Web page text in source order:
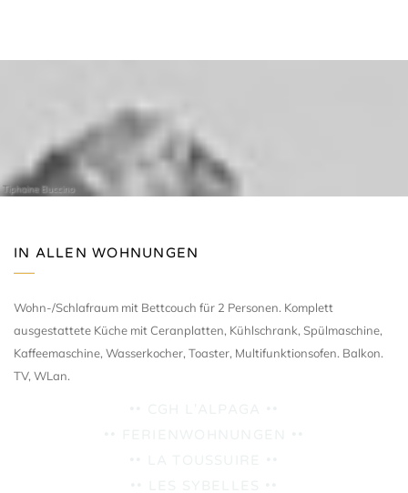
Tiphaine Buccino
IN ALLEN WOHNUNGEN
Wohn-/Schlafraum mit Bettcouch für 2 Personen. Komplett
ausgestattete Küche mit Ceranplatten, Kühlschrank, Spülmaschine,
Kaffeemaschine, Wasserkocher, Toaster, Multifunktionsofen. Balkon.
TV, WLan.